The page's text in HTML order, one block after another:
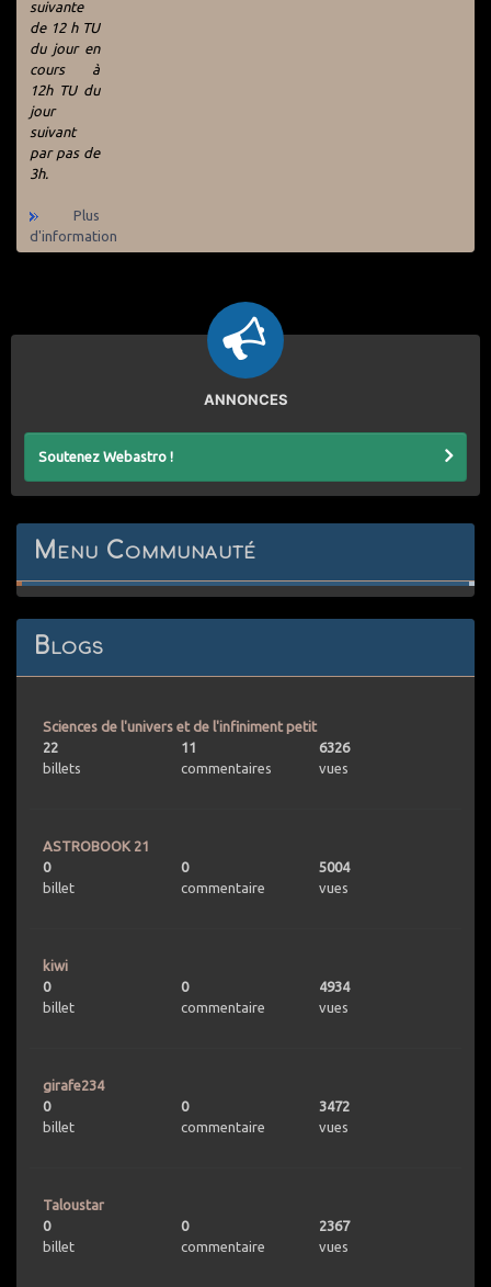
suivante
de 12 h TU
du jour en
cours à
12h TU du
jour
suivant
par pas de
3h.
Plus
d'information
ANNONCES
Soutenez Webastro !
Menu Communauté
Blogs
Sciences de l'univers et de l'infiniment petit
22
billets
11
commentaires
6326
vues
ASTROBOOK 21
0
billet
0
commentaire
5004
vues
kiwi
0
billet
0
commentaire
4934
vues
girafe234
0
billet
0
commentaire
3472
vues
Taloustar
0
billet
0
commentaire
2367
vues